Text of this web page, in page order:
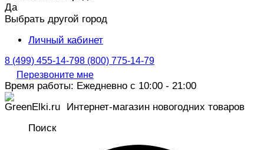
Да
Выбрать другой город
Личный кабинет
8 (499) 455-14-798 (800) 775-14-79
Перезвоните мне
Время работы: Ежедневно с 10:00 - 21:00
Интернет-магазин новогодних товаров
Поиск